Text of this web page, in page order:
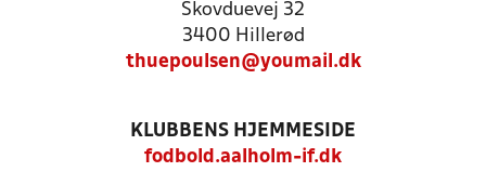
Skovduevej 32
3400 Hillerød
thuepoulsen@youmail.dk
KLUBBENS HJEMMESIDE
fodbold.aalholm-if.dk